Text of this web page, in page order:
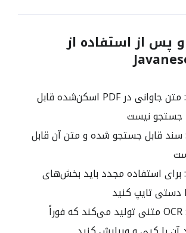
پس از استفاده از
قبل: متن جاوانی در PDF اسکن‌شده قابل
جستجو نیست
سند قابل جستجو شده و متن آن قابل
برای استفاده مجدد باید بخش‌های
دستی تایپ کنید
بعد: OCR متنی تولید می‌کند که فوراً